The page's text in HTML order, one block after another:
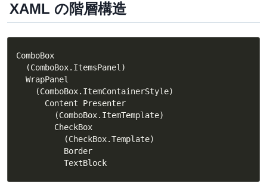
XAML の階層構造
ComboBox
  (ComboBox.ItemsPanel)
  WrapPanel
    (ComboBox.ItemContainerStyle)
      Content Presenter
        (ComboBox.ItemTemplate)
        CheckBox
          (CheckBox.Template)
          Border
          TextBlock